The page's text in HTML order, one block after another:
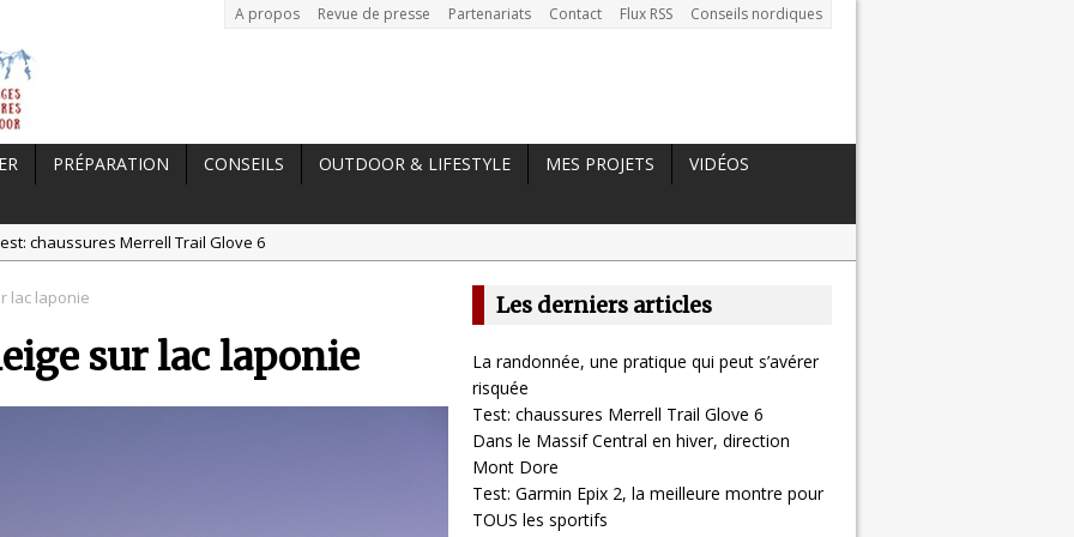
A propos Revue de presse Partenariats Contact Flux RSS Conseils nordiques
PRÉPARATION CONSEILS OUTDOOR & LIFESTYLE MES PROJETS
VIDÉOS
chaussures Merrell Trail Glove 6
Garmin Epix 2, la meilleure montre pour TOUS les sportifs
chaussures de running Altra Rivera 2
La randonnée, une pratique qui peut s’avérer risquée
lac laponie
sur lac laponie
Les derniers articles
La randonnée, une pratique qui peut s’avérer
risquée
Test: chaussures Merrell Trail Glove 6
Dans le Massif Central en hiver, direction
Mont Dore
Test: Garmin Epix 2, la meilleure montre pour
TOUS les sportifs